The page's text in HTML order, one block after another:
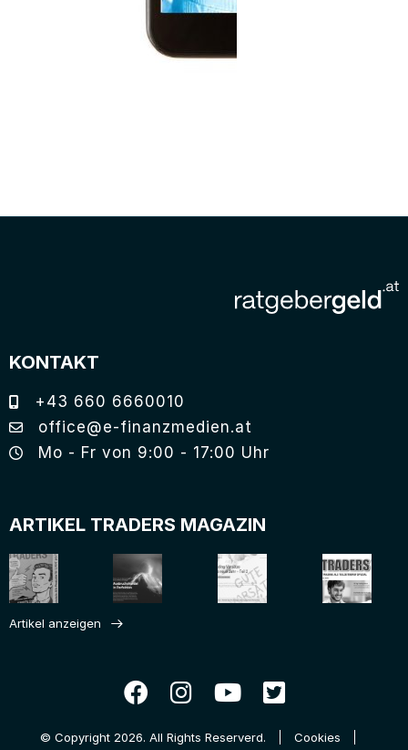
KONTAKT
+43 660 6660010
office@e-finanzmedien.at
Mo - Fr von 9:00 - 17:00 Uhr
ARTIKEL TRADERS MAGAZIN
Artikel anzeigen
© Copyright 2026. All Rights Reserverd. Cookies